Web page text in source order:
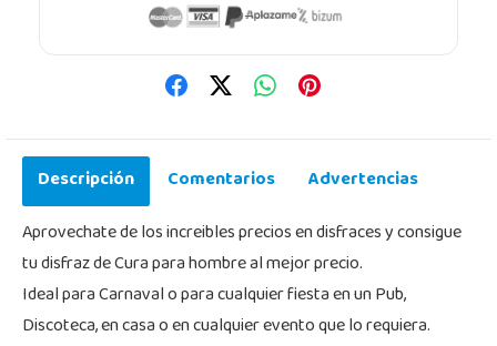
Descripción Comentarios
Advertencias
Aprovechate de los increibles precios en disfraces y consigue
tu disfraz de Cura para hombre al mejor precio.
Ideal para Carnaval o para cualquier fiesta en un Pub,
Discoteca, en casa o en cualquier evento que lo requiera.